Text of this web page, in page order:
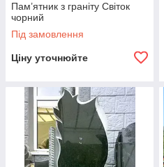
Пам’ятник з граніту Світок
чорний
Під замовлення
Ціну уточнюйте